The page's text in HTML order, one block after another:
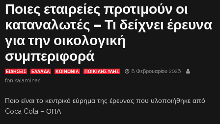
Ποιες εταιρείες προτιμούν οι
καταναλωτές – Τι δείχνει έρευνα
για την οικολογική
συμπεριφορά
ΕΙΔΗΣΕΙΣ ΕΛΛΑΔΑ ΚΟΙΝΩΝΙΑ ΠΟΙΚΙΛΗΣ ΥΛΗΣ
8 Φεβρουαρίου 2026
fonisalaminas
Ποιο είναι το κεντρικό εύρημα της έρευνας που υλοποιήθηκε από
Coca Cola – ΟΠΑ